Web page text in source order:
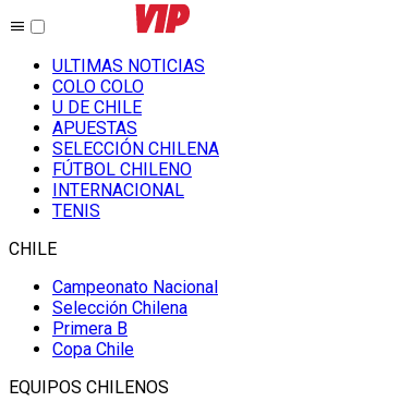
ULTIMAS NOTICIAS
COLO COLO
U DE CHILE
APUESTAS
SELECCIÓN CHILENA
FÚTBOL CHILENO
INTERNACIONAL
TENIS
CHILE
Campeonato Nacional
Selección Chilena
Primera B
Copa Chile
EQUIPOS CHILENOS